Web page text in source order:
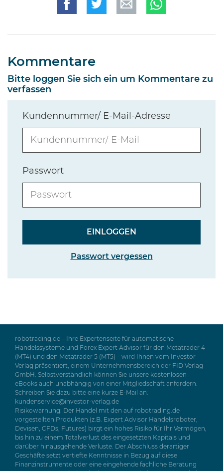
Kommentare
Bitte loggen Sie sich ein um Kommentare zu
verfassen
Kundennummer/ E-Mail-Adresse
Passwort
Passwort vergessen
robotrading.de – Ihre Expertenseite für automatische
Handelssysteme und Forex Expert Advisor für den Metatrader 4
(MT4) und den Metatrader 5 (MT5) – wird Ihnen vom Investor
Verlag präsentiert, einem Unternehmensbereich der FID Verlag
GmbH. Selbstverständlich können Sie unsere kostenlosen
eBooks auch unabhängig von einer Mitgliedschaft anfordern.
Schreiben Sie dazu bitte eine kurze E-Mail an:
kundenservice@investor-verlag.de
Risikowarnung: Der Handel mit den auf robotrading.de
vorgestellten Produkten (z.B. Expert Advisor Handelsroboter,
Devisen, CFDs, Futures) birgt ein hohes Risiko für Ihr Vermögen,
bis hin zu einem Totalverlust des eingesetzten Kapitals und
darüber hinausgehende Verluste. Der Abschluss derartiger
Geschäfte setzt vertiefte Kenntnisse in Bezug auf diese
Finanzinstrumente oder eine eingehende fachliche Beratung